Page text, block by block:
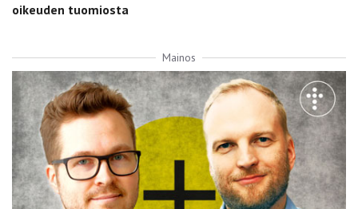
oikeuden tuomiosta
Mainos